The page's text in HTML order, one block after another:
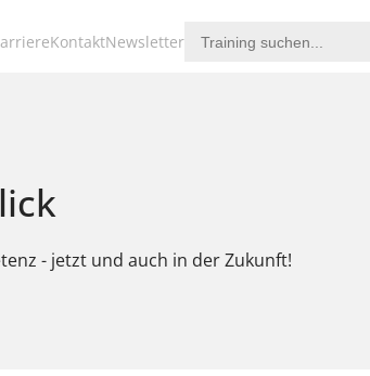
KontaktNewsletter
- jetzt und auch in der Zukunft!